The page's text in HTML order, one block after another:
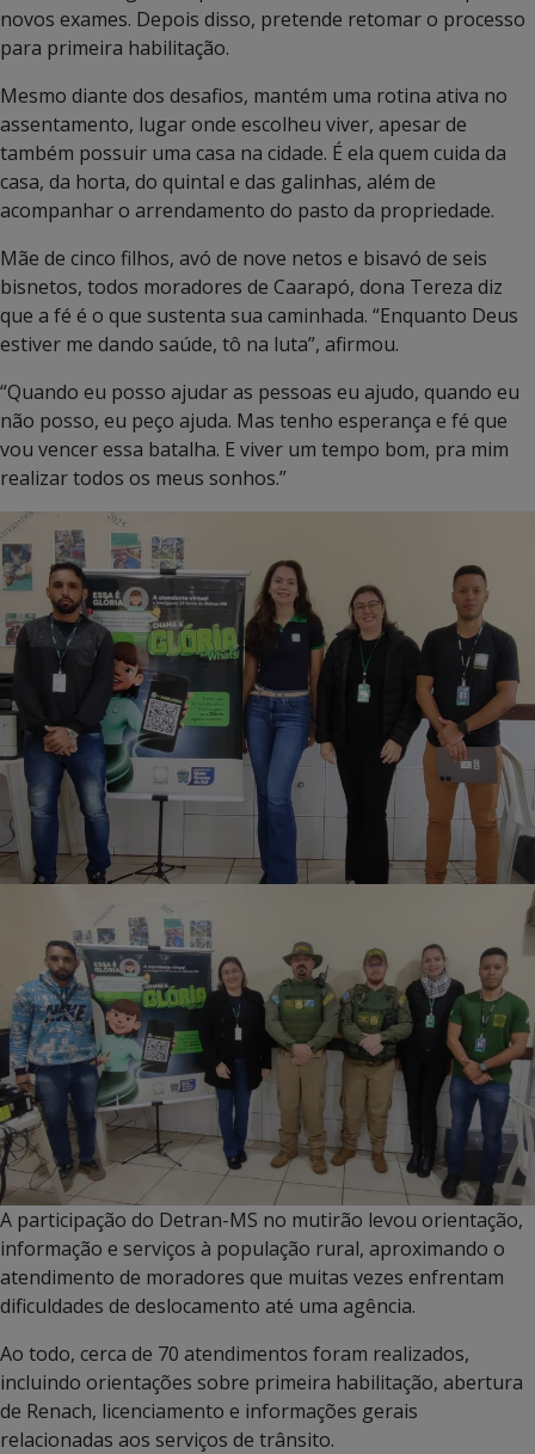
novos exames. Depois disso, pretende retomar o processo
para primeira habilitação.
Mesmo diante dos desafios, mantém uma rotina ativa no
assentamento, lugar onde escolheu viver, apesar de
também possuir uma casa na cidade. É ela quem cuida da
casa, da horta, do quintal e das galinhas, além de
acompanhar o arrendamento do pasto da propriedade.
Mãe de cinco filhos, avó de nove netos e bisavó de seis
bisnetos, todos moradores de Caarapó, dona Tereza diz
que a fé é o que sustenta sua caminhada. “Enquanto Deus
estiver me dando saúde, tô na luta”, afirmou.
“Quando eu posso ajudar as pessoas eu ajudo, quando eu
não posso, eu peço ajuda. Mas tenho esperança e fé que
vou vencer essa batalha. E viver um tempo bom, pra mim
realizar todos os meus sonhos.”
A participação do Detran-MS no mutirão levou orientação,
informação e serviços à população rural, aproximando o
atendimento de moradores que muitas vezes enfrentam
dificuldades de deslocamento até uma agência.
Ao todo, cerca de 70 atendimentos foram realizados,
incluindo orientações sobre primeira habilitação, abertura
de Renach, licenciamento e informações gerais
relacionadas aos serviços de trânsito.